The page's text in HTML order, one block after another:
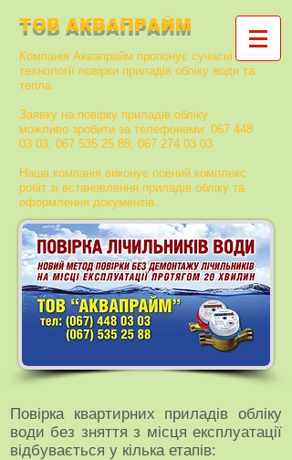
ТОВ АКВАПРАЙМ
Компанія Аквапрайм пропонує сучасні
технології повірки приладів обліку води та
тепла.
Заявку на повірку приладів обліку
можливо зробити за телефонами: 067 448
03 03; 067 535 25 88; 067 274 03 03
Наша компанія виконує повний комплекс
робіт зі встановлення приладів обліку та
оформлення документів.
Повірка квартирних приладів обліку
води без зняття з місця експлуатації
відбувається у кілька етапів: